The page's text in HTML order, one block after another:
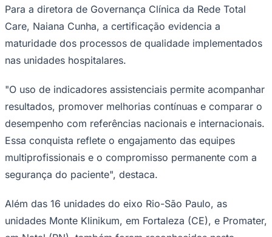
Palmeiras
maturidade dos processos de qualidade implementados
nas unidades hospitalares.
"O uso de indicadores assistenciais permite acompanhar
desempenho com referências nacionais e internacionais.
Essa conquista reflete o engajamento das equipes
multiprofissionais e o compromisso permanente com a
segurança do paciente", destaca.
Além das 16 unidades do eixo Rio-São Paulo, as
em Natal (RN), também foram reconhecidas nesta
edição da certificação, ampliando o alcance nacional da